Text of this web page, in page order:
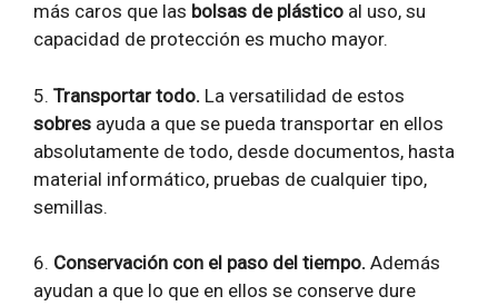
más caros que las bolsas de plástico al uso, su
capacidad de protección es mucho mayor.
5. Transportar todo. La versatilidad de estos
sobres ayuda a que se pueda transportar en ellos
absolutamente de todo, desde documentos, hasta
material informático, pruebas de cualquier tipo,
semillas.
6. Conservación con el paso del tiempo. Además
ayudan a que lo que en ellos se conserve dure